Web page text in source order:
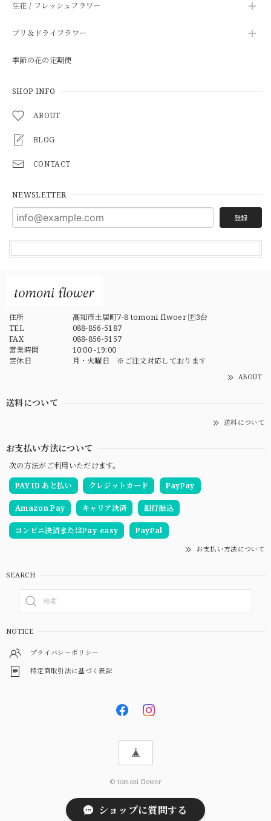
生花 / フレッシュフラワー
プリ＆ドライフラワー
季節の花の定期便
SHOP INFO
ABOUT
BLOG
CONTACT
NEWSLETTER
登録
住所
高知市土居町7-8 tomoni flwoer 🄿3台
TEL
088-856-5187
FAX
088-856-5157
営業時間
10:00 -19:00
定休日
月・火曜日 ※ご注文対応しております
ABOUT
送料について
送料について
お支払い方法について
次の方法がご利用いただけます。
PAY ID あと払い
クレジットカード PayPay
Amazon Pay キャリア決済 銀行振込
コンビニ決済またはPay-easy PayPal
お支払い方法について
SEARCH
NOTICE
プライバシーポリシー
特定商取引法に基づく表記
© tomoni flower
ショップに質問する